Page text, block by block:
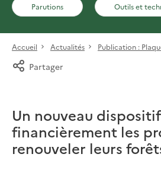
Parutions Outils et
Accueil Actualités Publication :
Partager
Un nouveau
financièrement les
renouveler leurs